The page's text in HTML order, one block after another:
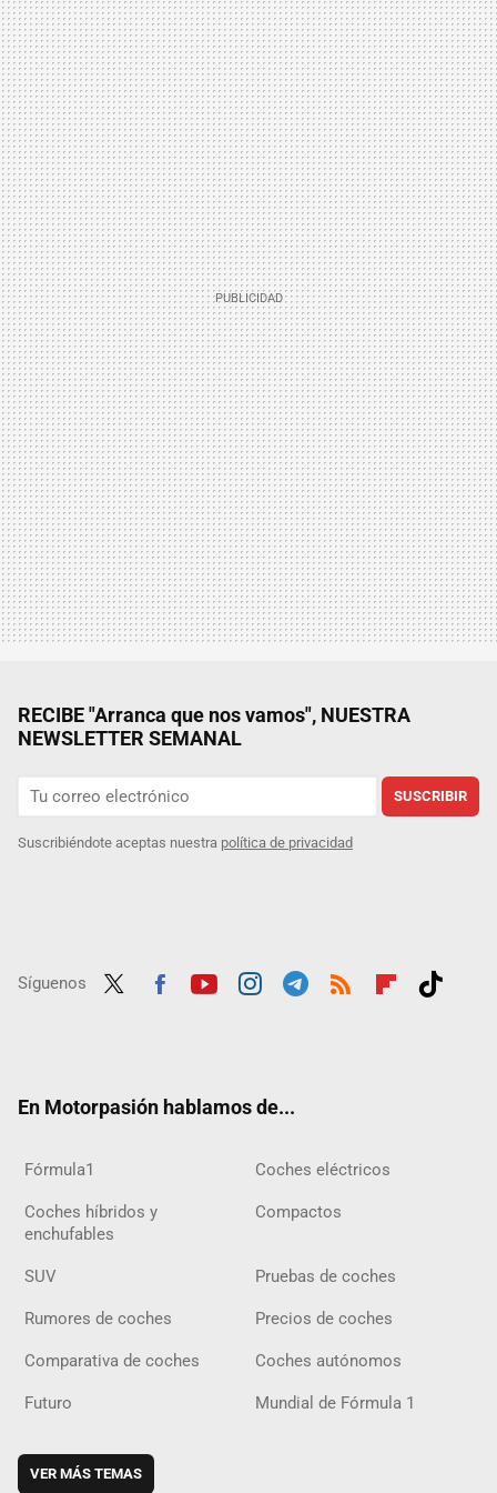
RECIBE "Arranca que nos vamos", NUESTRA
NEWSLETTER SEMANAL
SUSCRIBIR
Suscribiéndote aceptas nuestra política de privacidad
Síguenos
En Motorpasión hablamos de...
Fórmula1 Coches eléctricos
Coches híbridos y
enchufables
Compactos
SUV Pruebas de coches
Rumores de coches Precios de coches
Comparativa de coches Coches autónomos
Futuro Mundial de Fórmula 1
VER MÁS TEMAS